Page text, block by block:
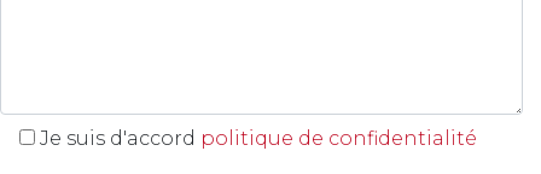
Je suis d'accord politique de confidentialité